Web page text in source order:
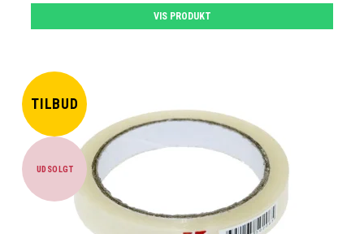
VIS PRODUKT
TILBUD
UDSOLGT